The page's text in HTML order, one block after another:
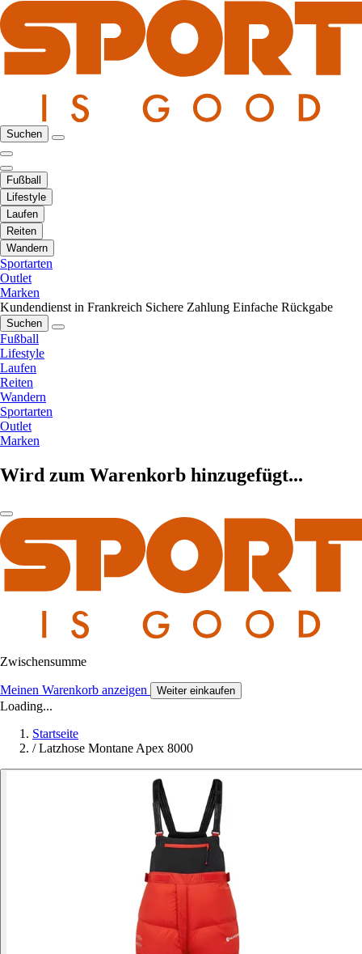
Suchen
Fußball
Lifestyle
Laufen
Reiten
Wandern
Sportarten
Outlet
Marken
Kundendienst in Frankreich Sichere Zahlung Einfache Rückgabe
Suchen
Fußball
Lifestyle
Laufen
Reiten
Wandern
Sportarten
Outlet
Marken
Wird zum Warenkorb hinzugefügt...
Zwischensumme
Meinen Warenkorb anzeigen Weiter einkaufen
Loading...
Startseite
/ Latzhose Montane Apex 8000